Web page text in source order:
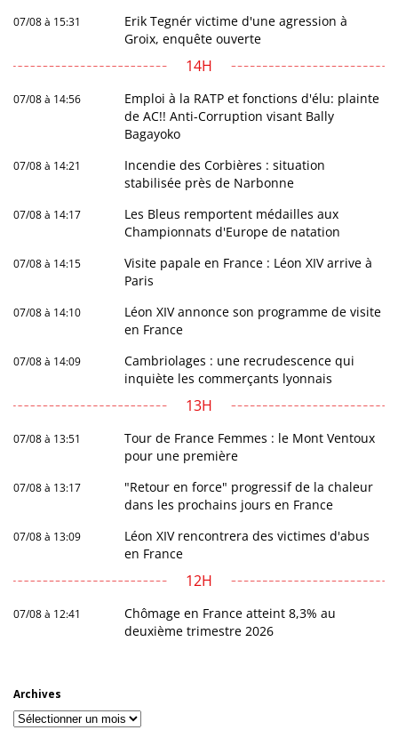
07/08 à 15:31
Erik Tegnér victime d'une agression à
Groix, enquête ouverte
14H
07/08 à 14:56
Emploi à la RATP et fonctions d'élu: plainte
de AC!! Anti-Corruption visant Bally
Bagayoko
07/08 à 14:21
Incendie des Corbières : situation
stabilisée près de Narbonne
07/08 à 14:17
Les Bleus remportent médailles aux
Championnats d'Europe de natation
07/08 à 14:15
Visite papale en France : Léon XIV arrive à
Paris
07/08 à 14:10
Léon XIV annonce son programme de visite
en France
07/08 à 14:09
Cambriolages : une recrudescence qui
inquiète les commerçants lyonnais
13H
07/08 à 13:51
Tour de France Femmes : le Mont Ventoux
pour une première
07/08 à 13:17
"Retour en force" progressif de la chaleur
dans les prochains jours en France
07/08 à 13:09
Léon XIV rencontrera des victimes d'abus
en France
12H
07/08 à 12:41
Chômage en France atteint 8,3% au
deuxième trimestre 2026
Archives
Archives